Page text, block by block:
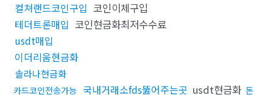
컬쳐랜드코인구입 코인이체구입
테더트론매입 코인현금화최저수수료
usdt매입
이더리움현금화
솔라나현금화
카드코인전송가능 국내거래소fds뚫어주는곳 usdt현금화 돈